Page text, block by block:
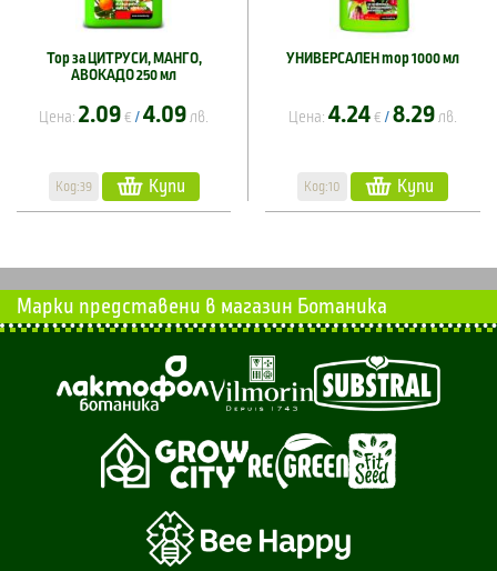
Тор за ЦИТРУСИ, МАНГО,
АВОКАДО 250 мл
Цена: 2.09 € / 4.09 лв.
Код:39 Купи
УНИВЕРСАЛЕН тор 1000 мл
Цена: 4.24 € / 8.29 лв.
Код:10 Купи
Марки представени в магазин Ботаника